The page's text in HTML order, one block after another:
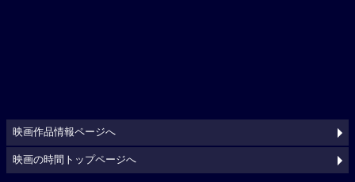
映画作品情報ページへ
映画の時間トップページへ